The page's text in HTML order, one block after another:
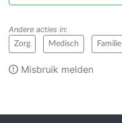
Andere acties in:
Zorg Medisch Familie
Misbruik melden